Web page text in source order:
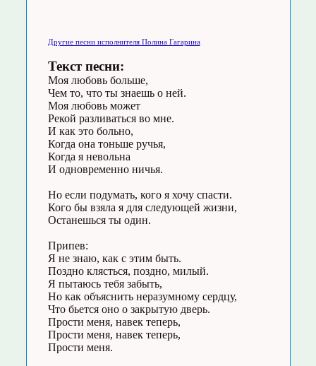
Другие песни исполнителя Полина Гагарина
Текст песни:
Моя любовь больше,
Чем то, что ты знаешь о ней.
Моя любовь может
Рекой разливаться во мне.
И как это больно,
Когда она тоньше ручья,
Когда я невольна
И одновременно ничья.
Но если подумать, кого я хочу спасти.
Кого бы взяла я для следующей жизни,
Останешься ты один.
Припев:
Я не знаю, как с этим быть.
Поздно клясться, поздно, милый.
Я пытаюсь тебя забыть,
Но как объяснить неразумному сердцу,
Что бьется оно о закрытую дверь.
Прости меня, навек теперь,
Прости меня, навек теперь,
Прости меня.